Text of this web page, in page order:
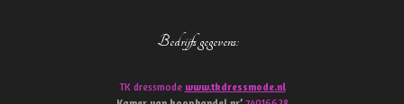
Bedrijfs gegevens:
TK dressmode www.tkdressmode.nl